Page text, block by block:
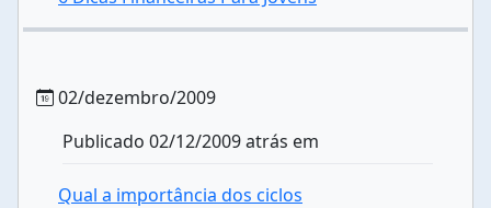
02/dezembro/2009
Publicado 02/12/2009 atrás em
Qual a importância dos ciclos